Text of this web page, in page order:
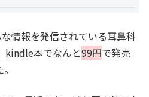
情報を発信されている耳鼻科
kindle本でなんと99円で発売